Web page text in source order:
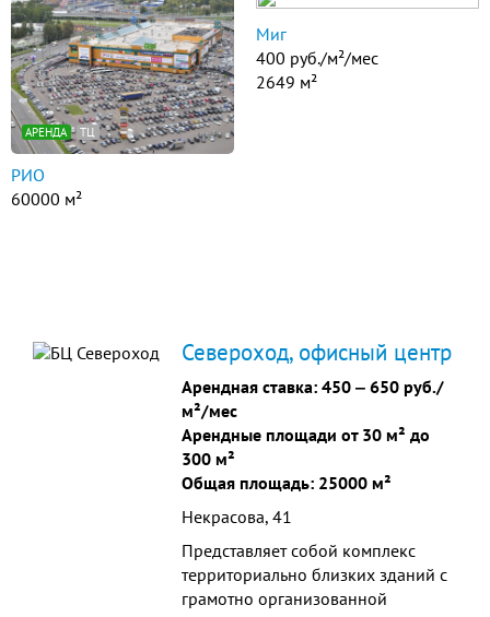
АРЕНДА ТЦ
РИО
60000 м²
Миг
400 руб./м²/мес
2649 м²
Североход, офисный центр
Арендная ставка: 450 ‒ 650 руб./
м²/мес
Арендные площади от 30 м² до
300 м²
Общая площадь: 25000 м²
Некрасова, 41
Представляет собой комплекс
территориально близких зданий с
грамотно организованной